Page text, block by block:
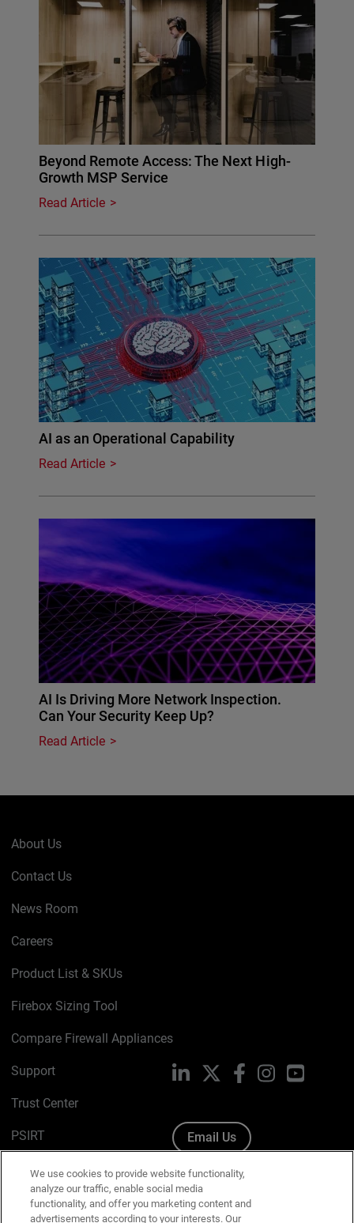
Beyond Remote Access: The Next High-
Growth MSP Service
Read Article
AI as an Operational Capability
Read Article
AI Is Driving More Network Inspection.
Can Your Security Keep Up?
Read Article
About Us
Contact Us
News Room
Careers
Product List & SKUs
Firebox Sizing Tool
Compare Firewall Appliances
Support
Trust Center
PSIRT
Cookie Policy
Privacy Policy
LinkedIn FacebookInstagramYouTube
Email Us
We use cookies to provide website functionality,
analyze our traffic, enable social media
functionality, and offer you marketing content and
advertisements according to your interests. Our